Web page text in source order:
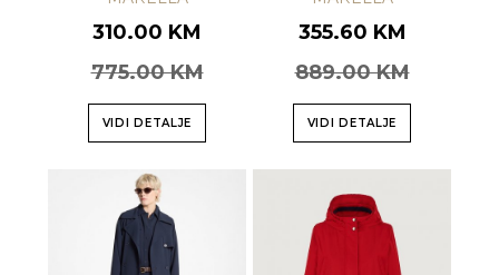
310.00 KM
775.00 KM
VIDI DETALJE
355.60 KM
889.00 KM
VIDI DETALJE